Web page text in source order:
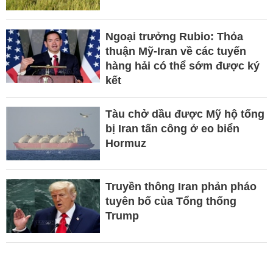
Ngoại trưởng Rubio: Thỏa
thuận Mỹ-Iran về các tuyến
hàng hải có thể sớm được ký
kết
Tàu chở dầu được Mỹ hộ tống
bị Iran tấn công ở eo biển
Hormuz
Truyền thông Iran phản pháo
tuyên bố của Tổng thống
Trump